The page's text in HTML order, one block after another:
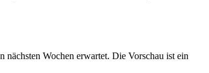
nächsten Wochen erwartet. Die Vorschau ist ein